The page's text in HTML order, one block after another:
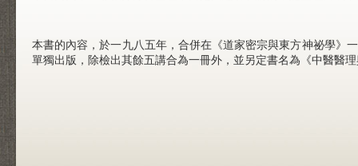
本書的內容，於一九八五年，合併在《道家密宗與東方神祕學》
單獨出版，除檢出其餘五講合為一冊外，並另定書名為《中醫醫